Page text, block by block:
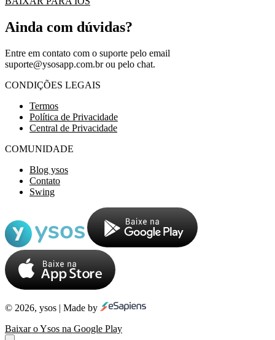
Ainda com dúvidas?
Entre em contato com o suporte pelo email
suporte@ysosapp.com.brou pelo chat.
CONDIÇÕES LEGAIS
Termos
Política de Privacidade
Central de Privacidade
COMUNIDADE
Blog ysos
Contato
Swing
© 2026, ysos | Made by
Baixar o Ysos na Google Play